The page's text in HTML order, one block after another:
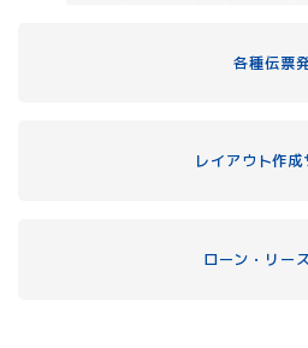
各種伝票
レイアウト作成
ローン・リー